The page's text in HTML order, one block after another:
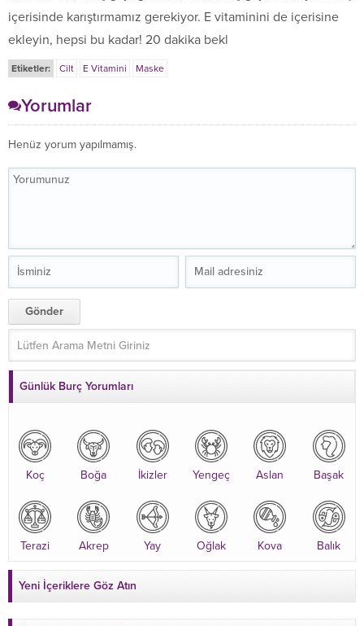
içerisinde karıştırmamız gerekiyor. E vitaminini de içerisine
ekleyin, hepsi bu kadar! 20 dakika bekl
Etiketler: Cilt E Vitamini Maske
Yorumlar
Henüz yorum yapılmamış.
Günlük Burç Yorumları
Koç Boğa İkizler Yengeç Aslan Başak
Terazi Akrep Yay Oğlak Kova Balık
Yeni İçeriklere Göz Atın